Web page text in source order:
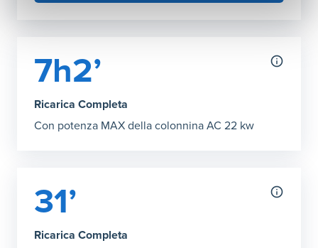
7h2’
Ricarica Completa
Con potenza MAX della colonnina AC 22 kw
31’
Ricarica Completa